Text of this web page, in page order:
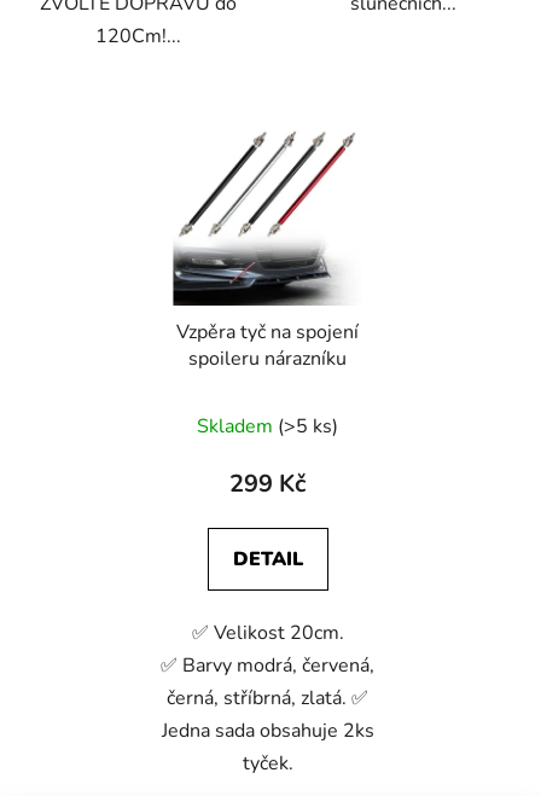
120Cm!...
Vzpěra tyč na spojení
spoileru nárazníku
Skladem (>5 ks)
299 Kč
DETAIL
✅ Velikost 20cm.
✅ Barvy modrá, červená,
černá, stříbrná, zlatá. ✅
Jedna sada obsahuje 2ks
tyček.